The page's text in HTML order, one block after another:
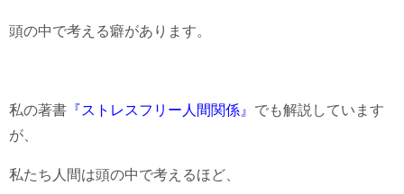
頭の中で考える癖があります。
私の著書 『ストレスフリー人間関係』 でも解説しています
が、
私たち人間は頭の中で考えるほど、